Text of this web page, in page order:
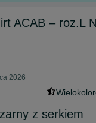
ACAB – roz.L
2026
z serkiem